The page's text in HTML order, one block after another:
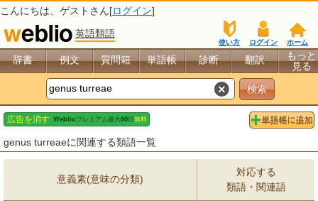
こんにちは、 ゲスト さん[ログイン]
英語類語
ホーム
ログイン
使い方
辞書 例文 質問箱 単語帳 診断 翻訳
もっと
見る
genus turreaeに関連する類語一覧
意義素(意味の分類)
対応する
類語・関連語